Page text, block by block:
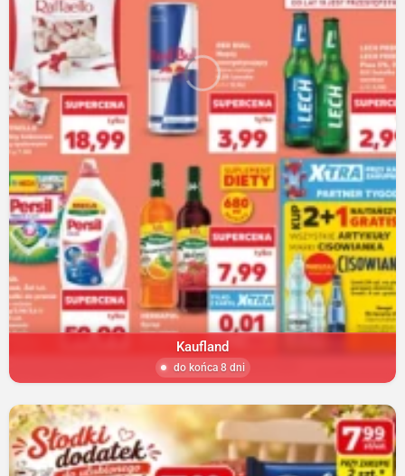
Kaufland
do końca 8 dni